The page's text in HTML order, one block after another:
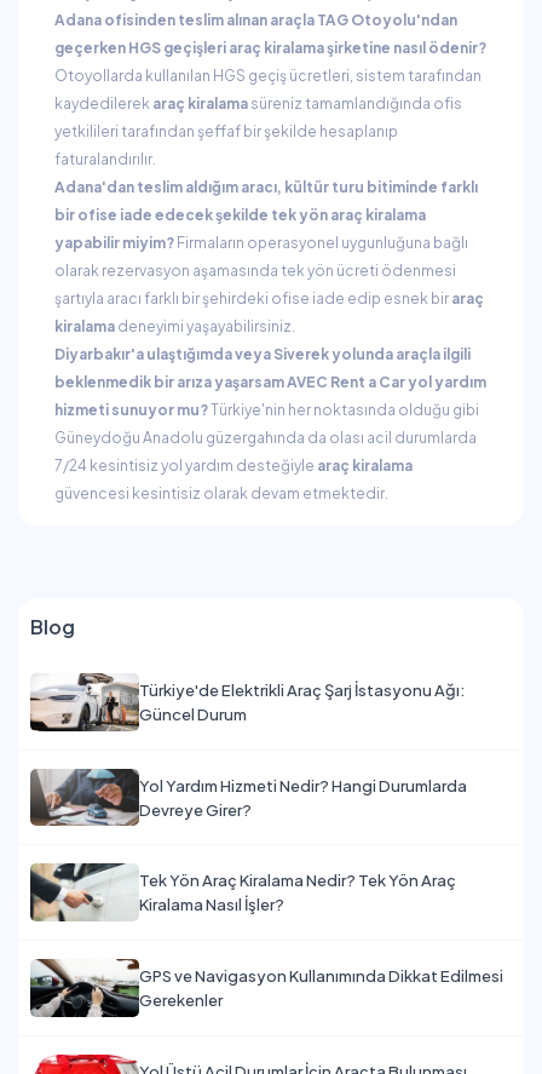
Adana ofisinden teslim alınan araçla TAG Otoyolu'ndan
geçerken HGS geçişleri araç kiralama şirketine nasıl ödenir?
Otoyollarda kullanılan HGS geçiş ücretleri, sistem tarafından
kaydedilerek araç kiralama süreniz tamamlandığında ofis
yetkilileri tarafından şeffaf bir şekilde hesaplanıp
faturalandırılır.
Adana'dan teslim aldığım aracı, kültür turu bitiminde farklı
bir ofise iade edecek şekilde tek yön araç kiralama
yapabilir miyim? Firmaların operasyonel uygunluğuna bağlı
olarak rezervasyon aşamasında tek yön ücreti ödenmesi
şartıyla aracı farklı bir şehirdeki ofise iade edip esnek bir araç
kiralama deneyimi yaşayabilirsiniz.
Diyarbakır'a ulaştığımda veya Siverek yolunda araçla ilgili
beklenmedik bir arıza yaşarsam AVEC Rent a Car yol yardım
hizmeti sunuyor mu?Türkiye'nin her noktasında olduğu gibi
Güneydoğu Anadolu güzergahında da olası acil durumlarda
7/24 kesintisiz yol yardım desteğiyle araç kiralama
güvencesi kesintisiz olarak devam etmektedir.
Blog
Türkiye'de Elektrikli Araç Şarj İstasyonu Ağı:
Güncel Durum
Yol Yardım Hizmeti Nedir? Hangi Durumlarda
Devreye Girer?
Tek Yön Araç Kiralama Nedir? Tek Yön Araç
Kiralama Nasıl İşler?
GPS ve Navigasyon Kullanımında Dikkat Edilmesi
Gerekenler